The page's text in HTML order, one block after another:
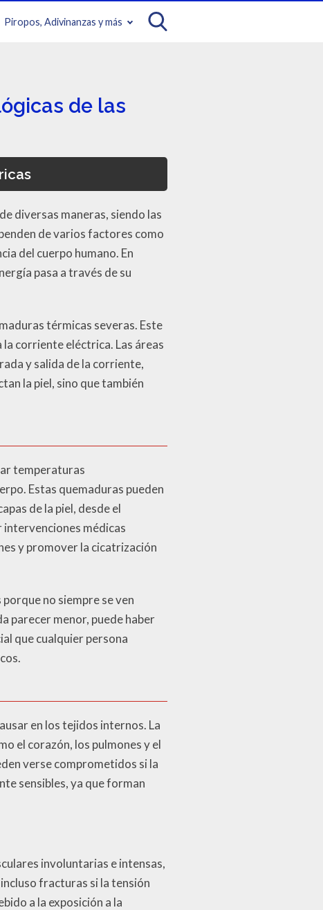
Piropos, Adivinanzas y más
de las
diversas maneras, siendo las
de varios factores como
del cuerpo humano. En
pasa a través de su
térmicas severas. Este
corriente eléctrica. Las áreas
y salida de la corriente,
la piel, sino que también
temperaturas
Estas quemaduras pueden
de la piel, desde el
intervenciones médicas
y promover la cicatrización
no siempre se ven
parecer menor, puede haber
que cualquier persona
en los tejidos internos. La
el corazón, los pulmones y el
verse comprometidos si la
sensibles, ya que forman
involuntarias e intensas,
fracturas si la tensión
a la exposición a la